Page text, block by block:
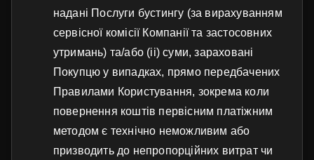
надані Послуги бустингу (за вирахуванням
сервісної комісії Компанії та застосовних
утримань) та/або (ii) суми, зараховані
Покупцю у випадках, прямо передбачених
Правилами Користування, зокрема коли
повернення коштів первісним платіжним
методом є технічно неможливим або
призводить до непропорційних витрат чи